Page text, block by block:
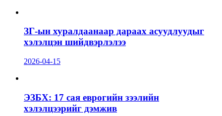
ЗГ-ын хуралдаанаар дараах асуудлуудыг
хэлэлцэн шийдвэрлэлээ
2026-04-15
ЭЗБХ: 17 сая еврогийн зээлийн
хэлэлцээрийг дэмжив